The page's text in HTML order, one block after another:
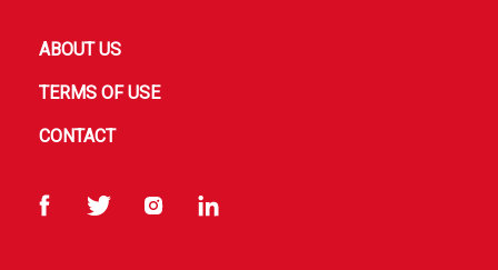
ABOUT US
TERMS OF USE
CONTACT